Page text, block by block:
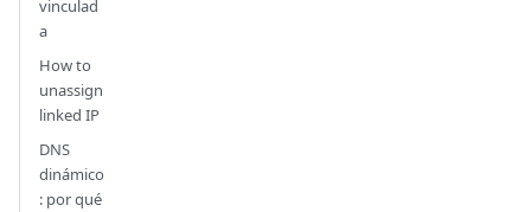
vinculad
a
How to
unassign
linked IP
DNS
dinámico
: por qué